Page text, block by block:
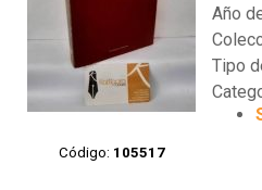
Código: 105517
Año
Tipo